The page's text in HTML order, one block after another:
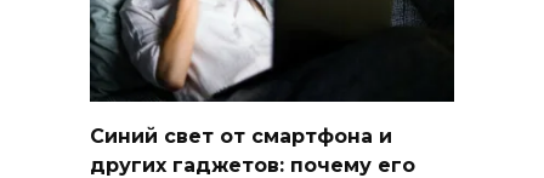
Синий свет от смартфона и
других гаджетов: почему его